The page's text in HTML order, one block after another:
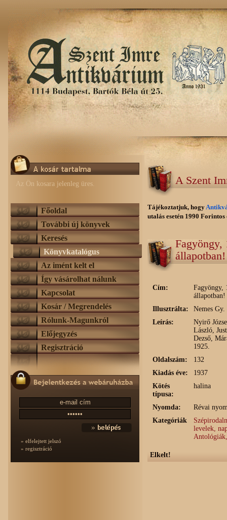
Az Ön kosara jelenleg üres.
Főoldal
További új könyvek
Keresés
Könyvkatalógus
Az imént kelt el
Így vásárolhat nálunk
Kapcsolat
Kosár / Megrendelés
Rólunk-Magunkról
Előjegyzés
Regisztráció
» elfelejtett jelszó
» regisztráció
A Szent
Tájékoztatjuk, hogy
utalás esetén 1990
Fagyöngy,
állapotban!
Cím:
Fagyöngy,
állapotban!
Illusztrálta:
Nemes
Leírás:
Nyirő
László,
Dezső,
1925.
Oldalszám:
132
Kiadás éve:
1937
Kötés
típusa:
halina
Nyomda:
Révai
Kategóriák
levelek,
Elkelt!